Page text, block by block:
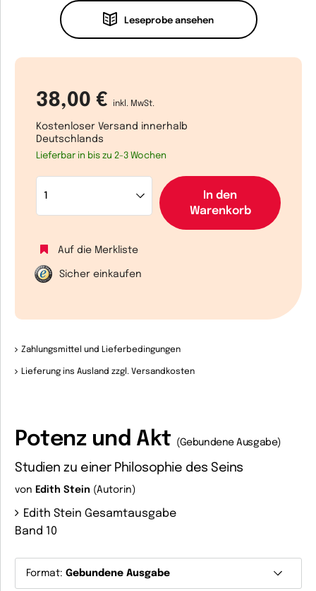
Leseprobe ansehen
38,00 € inkl. MwSt.
Kostenloser Versand innerhalb
Deutschlands
Lieferbar in bis zu 2-3 Wochen
In den
Warenkorb
Auf die Merkliste
Sicher einkaufen
Zahlungsmittel und Lieferbedingungen
Lieferung ins Ausland zzgl. Versandkosten
Potenz und Akt (Gebundene Ausgabe)
Studien zu einer Philosophie des Seins
von Edith Stein (Autorin)
Edith Stein Gesamtausgabe
Band 10
Format: Gebundene Ausgabe